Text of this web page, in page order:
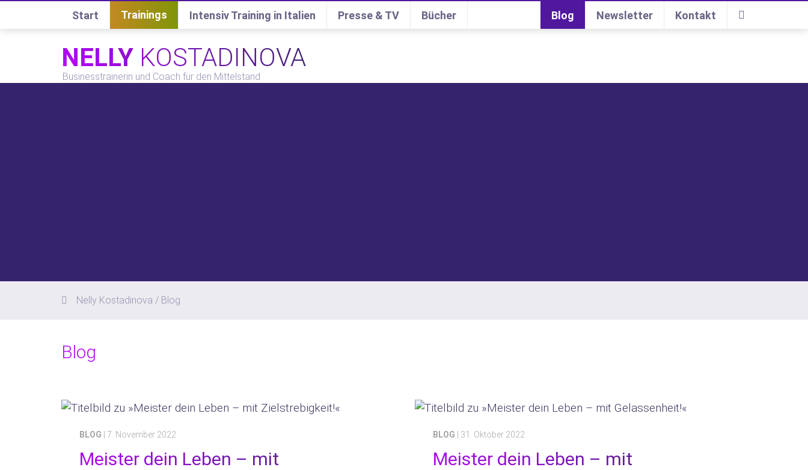
NELLY KOSTADINOVA
Businesstrainerin und Coach für den Mittelstand
Start Trainings Intensiv Training in Italien Presse & TV Bücher Blog Newsletter Kontakt
Suche
Nelly Kostadinova / Blog
Blog
BLOG | 7. November 2022
Meister dein Leben – mit
BLOG | 31. Oktober 2022
Meister dein Leben – mit